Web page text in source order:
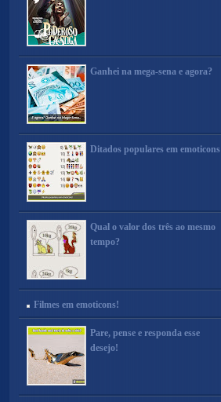
Ganhei na mega-sena e agora?
Ditados populares em emoticons
Qual o valor dos três ao mesmo
tempo?
Filmes em emoticons!
Pare, pense e responda esse
desejo!